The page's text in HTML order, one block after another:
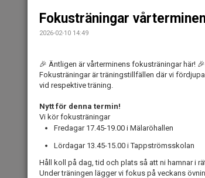
Fokusträningar
2026-02-10 14:49
🎉 Äntligen är vårterminens fokusträningar här! 🎉
Fokusträningar är träningstillfällen där vi
vid respektive träning.
Nytt för denna termin!
Vi kör fokusträningar
Fredagar17.45-19.00 i Mälaröhallen
Lördagar13.45-15.00 i Tappströmsskolan
Håll koll på dag, tid och plats så att ni hamnar i
Under träningen lägger vi fokus på veckans